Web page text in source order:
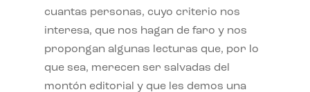
cuantas personas, cuyo criterio nos
interesa, que nos hagan de faro y nos
propongan algunas lecturas que, por lo
que sea, merecen ser salvadas del
montón editorial y que les demos una